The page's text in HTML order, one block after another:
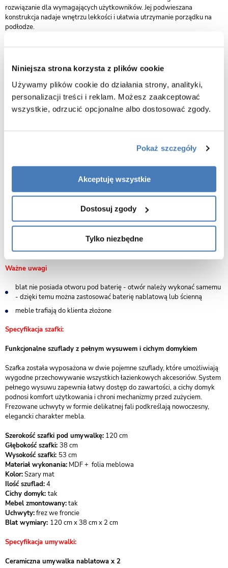
Niniejsza strona korzysta z plików cookie
Używamy plików cookie do działania strony, analityki,
personalizacji treści i reklam. Możesz zaakceptować
wszystkie, odrzucić opcjonalne albo dostosować zgody.
Pokaż szczegóły
Akceptuję wszystkie
Dostosuj zgody
Tylko niezbędne
rozwiązanie dla wymagających użytkowników. Jej podwieszana
konstrukcja nadaje wnętrzu lekkości i ułatwia utrzymanie porządku na
podłodze.
Korpus wykonano z wytrzymałej płyty MDF, pokrytej trwałą folią
kontrastującym kolorze antracytu dodaje całości głębi i nowoczesnego
charakteru. Model wyposażono w dwie pojemne szuflady z systemem
cichego domyku, który zapewnia komfort codziennego użytkowania i
chroni mechanizmy przed szybkim zużyciem. Opływowe, profilowane
uchwyty dyskretnie wkomponowane w krawędzie szuflad podkreślają
minimalistyczny design mebla.
Zestaw zawiera dopasowaną, białą umywalkę ceramiczną o
ergonomicznym kształcie. Blat szafki jest gładki, bez otworów na baterię
– co pozwala na dowolną aranżację armatury.
co skraca czas montażu i zwiększa wygodę użytkownika.
GREKON – Polska marka GANTE
Meble z serii ONDA powstają w Polsce, z dbałością o każdy detal. Marka
to synonim solidności, estetyki i praktycznych rozwiązań do
współczesnych łazienek.
Ważne uwagi
blat nie posiada otworu pod baterię - otwór należy wykonać samemu
- dzięki temu można zastosować baterię nablatową lub ścienną
meble trafiają do klienta złożone
Specyfikacja szafki:
Funkcjonalne szuflady z pełnym wysuwem i cichym domykiem
Szafka została wyposażona w dwie pojemne szuflady, które umożliwiają
wygodne przechowywanie wszystkich łazienkowych akcesoriów. System
pełnego wysuwu zapewnia łatwy dostęp do zawartości, a cichy domyk
podnosi komfort użytkowania i chroni mechanizmy przed zużyciem.
Frezowane uchwyty w formie delikatnej fali podkreślają nowoczesny,
elegancki charakter mebla.
Szerokość szafki pod umywalkę: 120 cm
Głębokość szafki: 38 cm
Wysokość szafki: 53 cm
Materiał wykonania: MDF + folia meblowa
Kolor:Szary mat
Ilość szuflad:4
Cichy domyk: tak
Mebel zmontowany:tak
Uchwyty:frez we froncie
Blat wymiary: 120 cm x 38 cm x 2 cm
Specyfikacja umywalki:
Ceramiczna umywalka nablatowa x 2